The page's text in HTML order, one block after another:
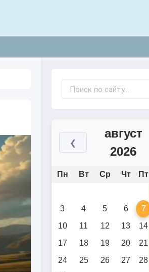
❮
август
2026
Пн Вт Ср Чт Пт
3
4 5 6 7
10
11 12 13 14
17
18 19 20 21
24
25 26 27 28